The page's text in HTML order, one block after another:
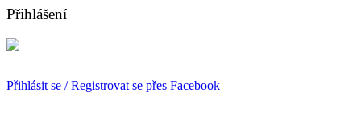
Přihlášení
Přihlásit se / Registrovat se přes Facebook